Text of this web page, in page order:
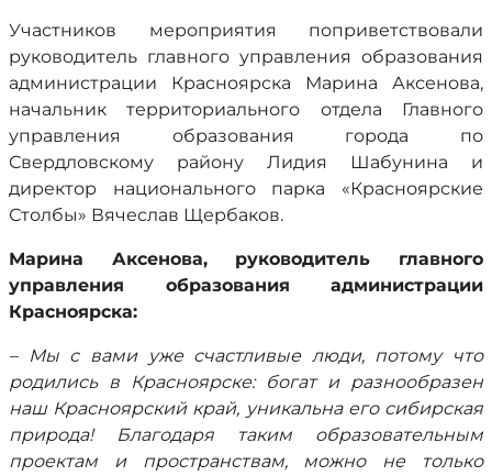
Участников мероприятия поприветствовали
руководитель главного управления образования
администрации Красноярска Марина Аксенова,
начальник территориального отдела Главного
управления образования города по
Свердловскому району Лидия Шабунина и
директор национального парка «Красноярские
Столбы» Вячеслав Щербаков.
Марина Аксенова, руководитель главного
управления образования администрации
Красноярска:
– Мы с вами уже счастливые люди, потому что
родились в Красноярске: богат и разнообразен
наш Красноярский край, уникальна его сибирская
природа! Благодаря таким образовательным
проектам и пространствам, можно не только